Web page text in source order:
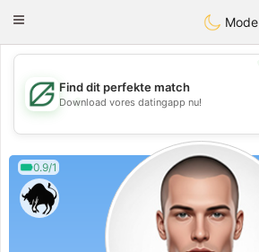
GulfDating
Toggle
Mode
💖
💕
Find dit perfekte match
Download vores datingapp nu!
0.9/1